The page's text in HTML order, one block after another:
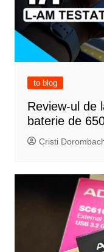
to blog
Review-ul de
baterie de
Cristi